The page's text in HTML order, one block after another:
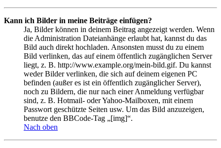
Kann ich Bilder in meine Beiträge einfügen?
Ja, Bilder können in deinem Beitrag angezeigt werden. Wenn
die Administration Dateianhänge erlaubt hat, kannst du das
Bild auch direkt hochladen. Ansonsten musst du zu einem
Bild verlinken, das auf einem öffentlich zugänglichen Server
liegt, z. B. http://www.example.org/mein-bild.gif. Du kannst
weder Bilder verlinken, die sich auf deinem eigenen PC
befinden (außer es ist ein öffentlich zugänglicher Server),
noch zu Bildern, die nur nach einer Anmeldung verfügbar
sind, z. B. Hotmail- oder Yahoo-Mailboxen, mit einem
Passwort geschützte Seiten usw. Um das Bild anzuzeigen,
benutze den BBCode-Tag „[img]“.
Nach oben